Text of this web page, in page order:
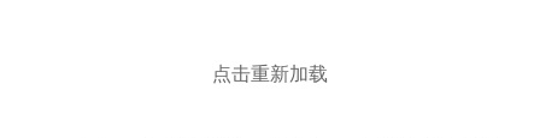
点击重新加载